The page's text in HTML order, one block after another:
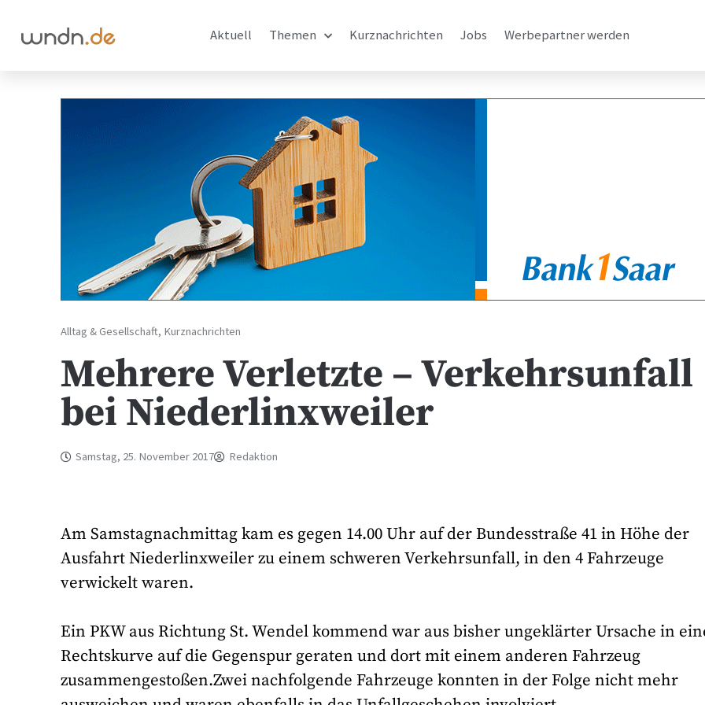
Aktuell Themen Kurznachrichten Jobs Werbepartner werden
Alltag & Gesellschaft, Kurznachrichten
Mehrere Verletzte – Verkehrsunfall
bei Niederlinxweiler
Samstag, 25. November 2017 Redaktion
Am Samstagnachmittag kam es gegen 14.00 Uhr auf der Bundesstraße 41 in Höhe der
Ausfahrt Niederlinxweiler zu einem schweren Verkehrsunfall, in den 4 Fahrzeuge
verwickelt waren.
Ein PKW aus Richtung St. Wendel kommend war aus bisher ungeklärter Ursache in
Rechtskurve auf die Gegenspur geraten und dort mit einem anderen Fahrzeug
zusammengestoßen.Zwei nachfolgende Fahrzeuge konnten in der Folge nicht mehr